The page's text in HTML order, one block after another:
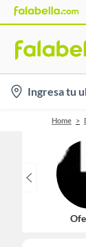
location-
icon
Ingresa tu
Home